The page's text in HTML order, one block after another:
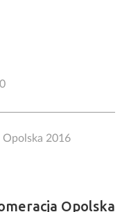
2016
Opolska